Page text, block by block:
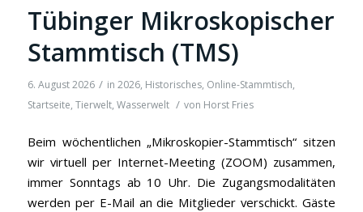
Tübinger Mikroskopischer
Stammtisch (TMS)
6. August 2026 / in 2026, Historisches, Online-Stammtisch,
Startseite, Tierwelt, Wasserwelt / von Horst Fries
Beim wöchentlichen „Mikroskopier-Stammtisch“ sitzen
wir virtuell per Internet-Meeting (ZOOM) zusammen,
immer Sonntags ab 10 Uhr. Die Zugangsmodalitäten
werden per E-Mail an die Mitglieder verschickt. Gäste